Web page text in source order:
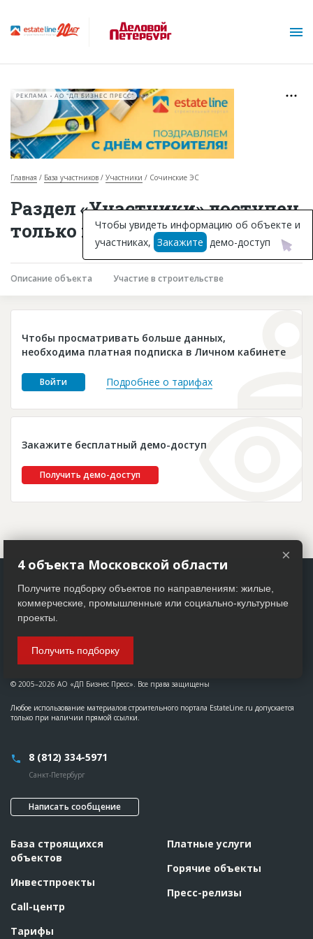
Горячие объекты
База строящихся объектов
Инвестпроекты
Глоссарий
Платные услуги
Пресс-релизы
РЕКЛАМА • АО "ДП БИЗНЕС ПРЕСС"
Главная База участников Участники Сочинские ЭС
Раздел «Участники» доступен
только подписчикам
Описание объекта Участие в строительстве
Чтобы просматривать больше данных,
необходима платная подписка в Личном кабинете
Войти Подробнее о тарифах
Закажите бесплатный демо-доступ
Получить демо-доступ
Чтобы увидеть информацию об объекте и
участниках, Закажите демо-доступ
© 2005–2026 АО «ДП Бизнес Пресс». Все права защищены
Любое использование материалов строительного портала EstateLine.ru допускается
только при наличии прямой ссылки.
8 (812) 334-5971
Санкт-Петербург
Написать сообщение
База строящихся
объектов
Инвестпроекты
Call-центр
Тарифы
Платные услуги
Горячие объекты
Пресс-релизы
×
4 объекта Московской области
Получите подборку объектов по направлениям: жилые,
коммерческие, промышленные или социально-культурные
проекты.
Получить подборку